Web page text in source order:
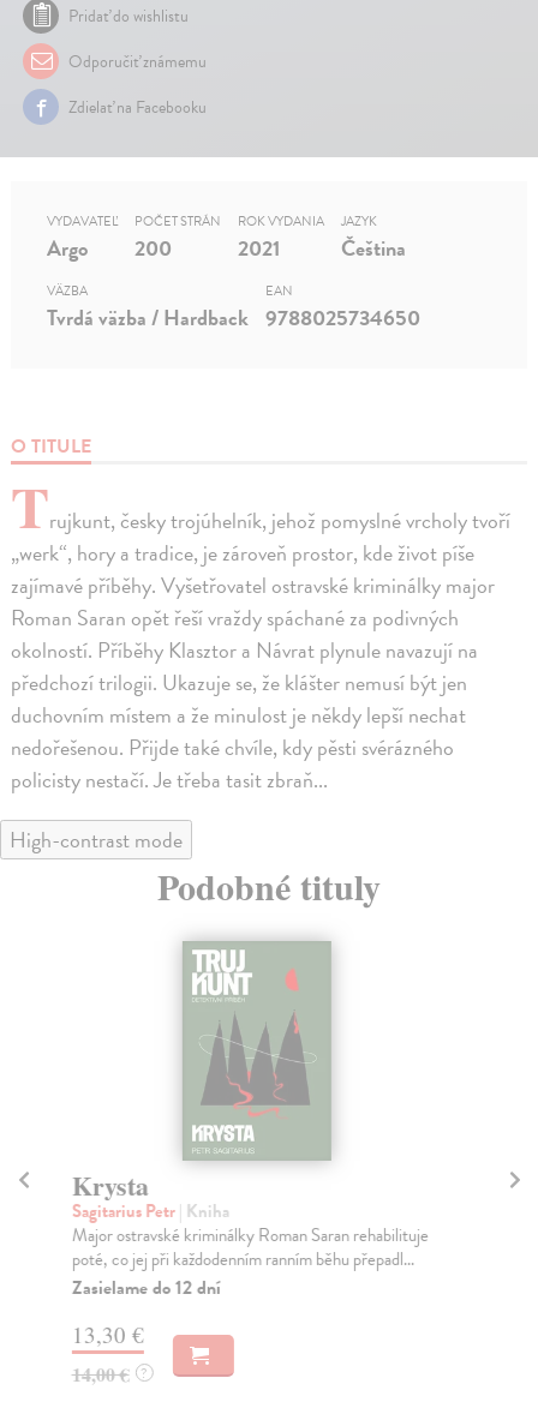
Pridať do wishlistu
Odporučiť známemu
Zdielať na Facebooku
O TITULE
Trujkunt, česky trojúhelník, jehož pomyslné vrcholy tvoří
„werk“, hory a tradice, je zároveň prostor, kde život píše
zajímavé příběhy. Vyšetřovatel ostravské kriminálky major
Roman Saran opět řeší vraždy spáchané za podivných
okolností. Příběhy Klasztor a Návrat plynule navazují na
předchozí trilogii. Ukazuje se, že klášter nemusí být jen
duchovním místem a že minulost je někdy lepší nechat
nedořešenou. Přijde také chvíle, kdy pěsti svérázného
policisty nestačí. Je třeba tasit zbraň...
VYDAVATEĽ
Argo
POČET STRÁN
200
ROK VYDANIA
2021
JAZYK
Čeština
VÄZBA
Tvrdá väzba / Hardback
EAN
9788025734650
High-contrast mode
Podobné tituly
Krysta
Sagitarius Petr| Kniha
Major ostravské kriminálky Roman Saran rehabilituje
poté, co jej při každodenním ranním běhu přepadl...
Zasielame do 12 dní
13,30 €
14,00 € ?